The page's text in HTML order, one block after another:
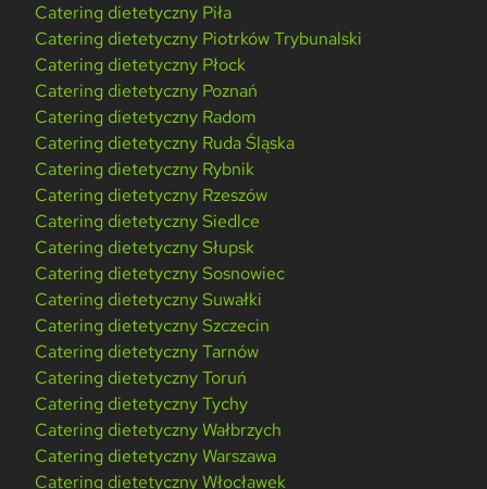
Catering dietetyczny Piła
Catering dietetyczny Piotrków Trybunalski
Catering dietetyczny Płock
Catering dietetyczny Poznań
Catering dietetyczny Radom
Catering dietetyczny Ruda Śląska
Catering dietetyczny Rybnik
Catering dietetyczny Rzeszów
Catering dietetyczny Siedlce
Catering dietetyczny Słupsk
Catering dietetyczny Sosnowiec
Catering dietetyczny Suwałki
Catering dietetyczny Szczecin
Catering dietetyczny Tarnów
Catering dietetyczny Toruń
Catering dietetyczny Tychy
Catering dietetyczny Wałbrzych
Catering dietetyczny Warszawa
Catering dietetyczny Włocławek